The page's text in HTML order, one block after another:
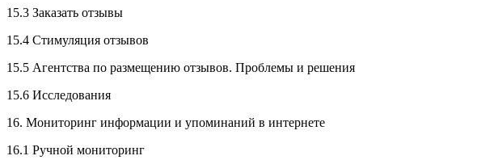
15.3 Заказать отзывы
15.4 Стимуляция отзывов
15.5 Агентства по размещению отзывов. Проблемы и решения
15.6 Исследования
16. Мониторинг информации и упоминаний в интернете
16.1 Ручной мониторинг